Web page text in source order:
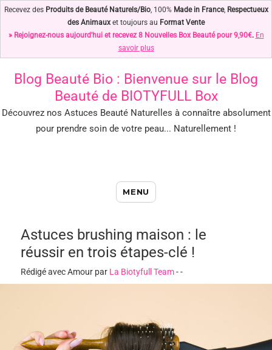
Recevez des Produits de Beauté Naturels/Bio, 100% Made in France, Respectueux
des Animauxet toujours au Format Vente
» Rejoignez-nous aujourd'hui et recevez 8 Nouvelles Box Beauté pour 9,90€. En
savoir plus
Blog Beauté Bio : Bienvenue sur le Blog
Beauté de BIOTYFULL Box
Découvrez nos Astuces Beauté Naturelles à connaître absolument
pour prendre soin de votre peau... Naturellement !
Blog Beauté Bio : Notre Top des
Astuces Beauté Naturelles !
MENU
Astuces brushing maison : le
réussir en trois étapes-clé !
Rédigé avec Amour par La Biotyfull Team--